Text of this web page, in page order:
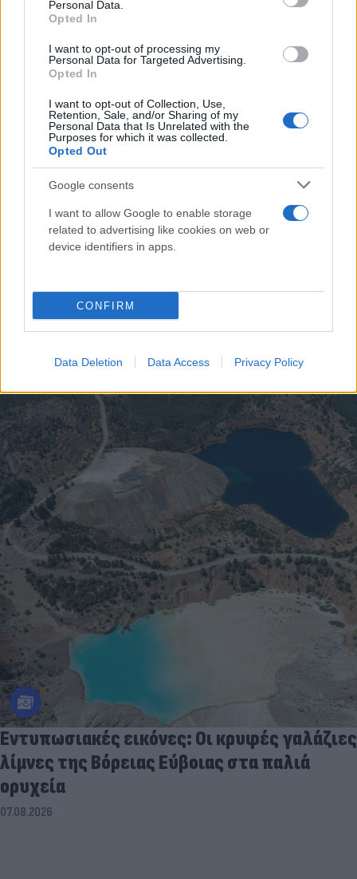
Personal Data.
Opted In
I want to opt-out of processing my
Personal Data for Targeted Advertising.
Opted In
I want to opt-out of Collection, Use,
Retention, Sale, and/or Sharing of my
Personal Data that Is Unrelated with the
Purposes for which it was collected.
Opted Out
Google consents
I want to allow Google to enable storage
related to advertising like cookies on web or
device identifiers in apps.
CONFIRM
Data Deletion Data Access Privacy Policy
Εντυπωσιακές εικόνες: Οι κρυφές γαλάζιες
λίμνες της Βόρειας Εύβοιας στα παλιά
ορυχεία
07.08.2026